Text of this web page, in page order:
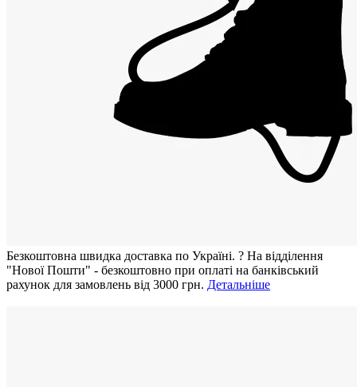
Безкоштовна швидка доставка по Україні. ? На відділення
"Нової Пошти" - безкоштовно при оплаті на банківський
рахунок для замовлень від 3000 грн. Детальніше